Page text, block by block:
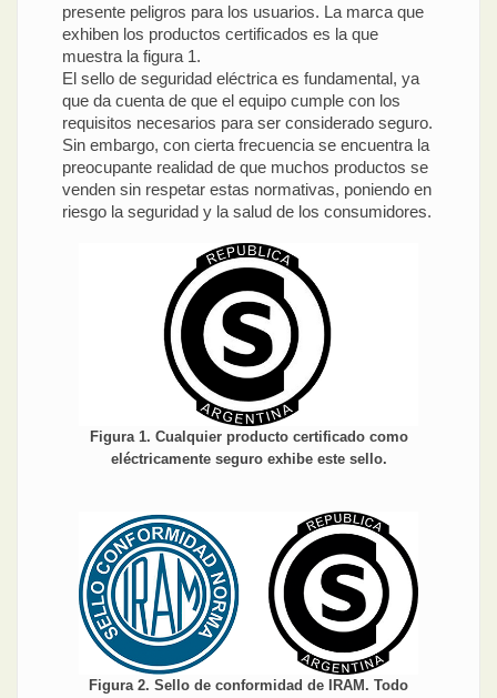
presente peligros para los usuarios. La marca que
exhiben los productos certificados es la que
muestra la figura 1.
El sello de seguridad eléctrica es fundamental, ya
que da cuenta de que el equipo cumple con los
requisitos necesarios para ser considerado seguro.
Sin embargo, con cierta frecuencia se encuentra la
preocupante realidad de que muchos productos se
venden sin respetar estas normativas, poniendo en
riesgo la seguridad y la salud de los consumidores.
Figura 1. Cualquier producto certificado como
eléctricamente seguro exhibe este sello.
Figura 2. Sello de conformidad de IRAM. Todo